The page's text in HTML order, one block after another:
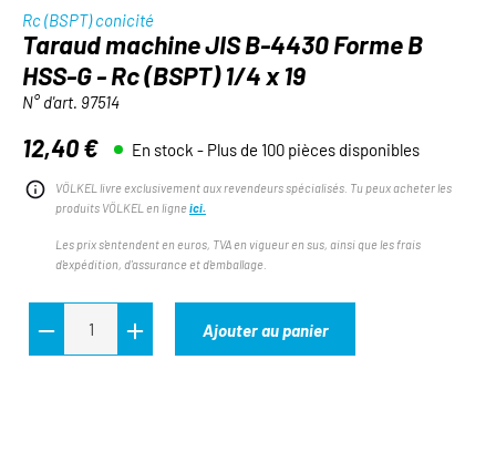
Rc (BSPT) conicité
Taraud machine JIS B-4430 Forme B
HSS-G - Rc (BSPT) 1/4 x 19
N° d'art. 97514
Prix régulier :
12,40 € En stock - Plus de 100 pièces disponibles
VÖLKEL livre exclusivement aux revendeurs spécialisés. Tu peux acheter les
produits VÖLKEL en ligne ici.
Les prix s'entendent en euros, TVA en vigueur en sus, ainsi que les frais
d'expédition, d'assurance et d'emballage.
Ajouter au panier